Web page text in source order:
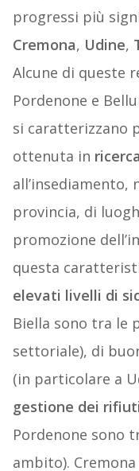
progressi più
Cremona, Udine,
Alcune di queste
Pordenone e
si caratterizzano
ottenuta in
all’insediamento,
provincia, di
promozione
questa
elevati livelli di
Biella sono tra le
settoriale), di
(in particolare a
gestione dei rifiuti
Pordenone sono
ambito).